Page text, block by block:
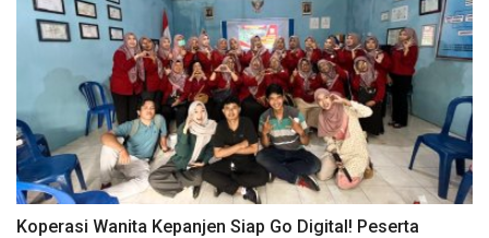
Koperasi Wanita Kepanjen Siap Go Digital! Peserta